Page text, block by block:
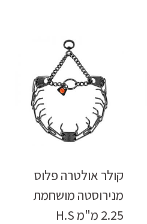
קולר אולטרה פלוס
מנירוסטה מושחמת
2.25 מ"מ H.S